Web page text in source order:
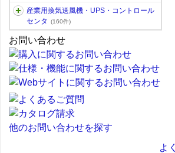
産業用換気送風機・UPS・コントロール
センタ
(160件)
お問い合わせ
他のお問い合わせを探す
よ